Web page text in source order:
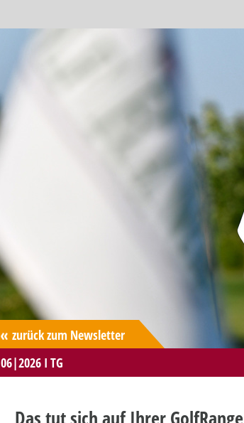
zurück zum Newsletter
06|2026 I TG